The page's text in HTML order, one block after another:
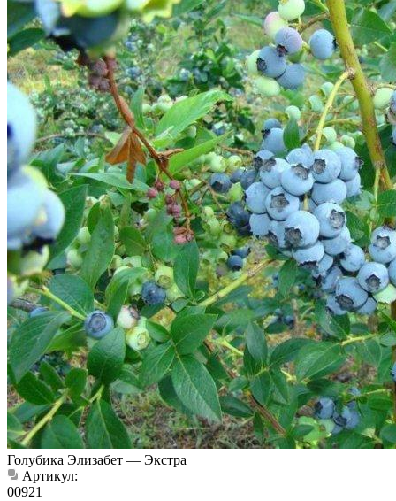
Голубика Элизабет — Экстра
Артикул:
00921